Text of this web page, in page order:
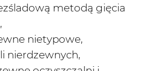
metodą gięcia
nietypowe,
nierdzewnych,